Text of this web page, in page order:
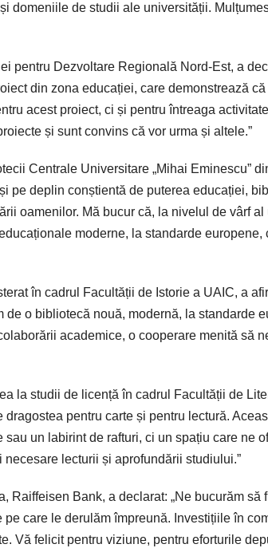
domeniile de studii ale universității.
pentru Dezvoltare Regională Nord-Est, a
din zona educației, care demonstrează
acest proiect, ci și pentru întreaga
și sunt convins că vor urma și altele.”
Centrale Universitare „Mihai Eminescu”
pe deplin conștientă de puterea educației,
oamenilor. Mă bucur că, la nivelul de vârf
moderne, la standarde
în cadrul Facultății de Istorie a UAIC, a
o bibliotecă nouă, modernă, la standarde
academice, o cooperare menită să
la studii de licență în cadrul Facultății de
pentru carte și pentru lectură.
un labirint de rafturi, ci un spațiu care ne
lecturii și aprofundării studiului.”
Bank, a declarat: „Ne bucurăm să
care le derulăm împreună. Investițiile în
Vă felicit pentru viziune, pentru eforturile